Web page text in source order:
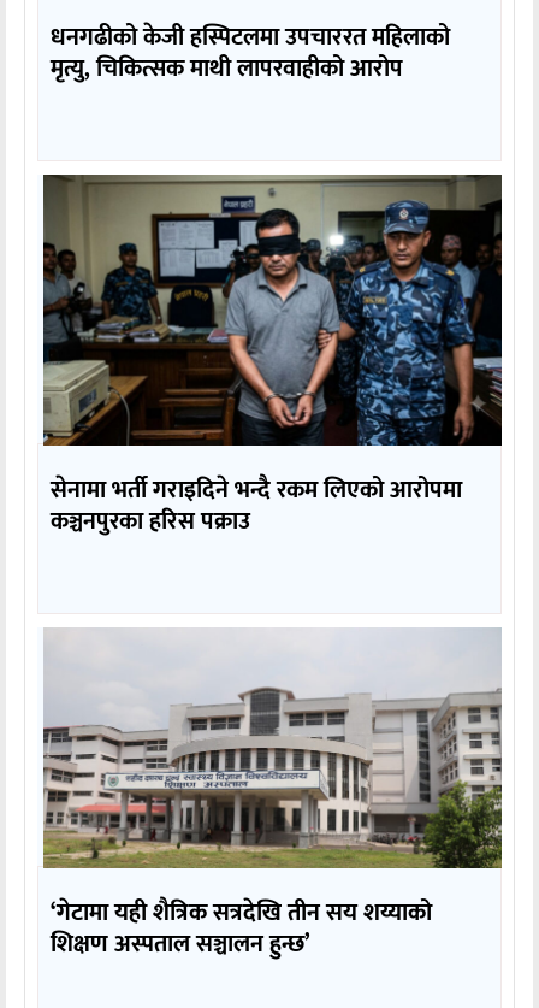
धनगढीको केजी हस्पिटलमा उपचाररत महिलाको
मृत्यु, चिकित्सक माथी लापरवाहीको आरोप
सेनामा भर्ती गराइदिने भन्दै रकम लिएको आरोपमा
कञ्चनपुरका हरिस पक्राउ
‘गेटामा यही शैत्रिक सत्रदेखि तीन सय शय्याको
शिक्षण अस्पताल सञ्चालन हुन्छ’